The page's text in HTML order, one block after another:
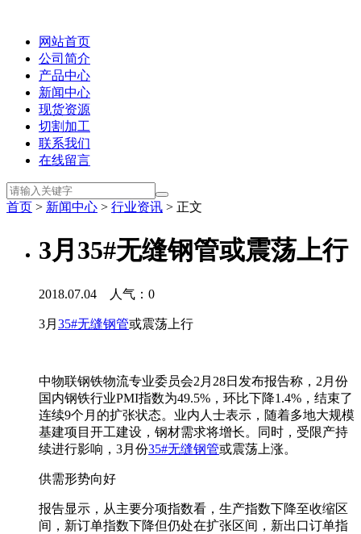
网站首页
公司简介
产品中心
新闻中心
现货资源
切割加工
联系我们
在线留言
首页 > 新闻中心 > 行业资讯 > 正文
3月35#无缝钢管或震荡上行
2018.07.04 人气： 0
3月 35#无缝钢管或震荡上行
中物联钢铁物流专业委员会2月28日发布报告称，2月份
国内钢铁行业PMI指数为49.5%，环比下降1.4%，结束了
连续9个月的扩张状态。业内人士表示，随着多地大规模
基建项目开工建设，钢材需求将增长。同时，受限产持
续进行影响，3月份35#无缝钢管或震荡上涨。
供需形势向好
报告显示，从主要分项指数看，生产指数下降至收缩区
间，新订单指数下降但仍处在扩张区间，新出口订单指